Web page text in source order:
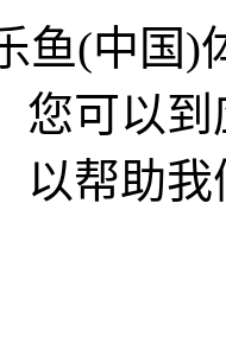
鱼(中国
您可以
以帮助